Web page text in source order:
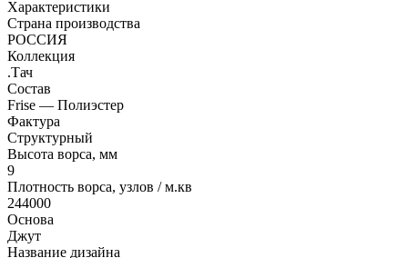
Характеристики
Страна производства
РОССИЯ
Коллекция
.Тач
Состав
Frise — Полиэстер
Фактура
Структурный
Высота ворса, мм
9
Плотность ворса, узлов / м.кв
244000
Основа
Джут
Название дизайна